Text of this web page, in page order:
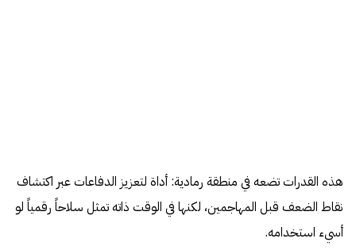
هذه القدرات تضعه في منطقة رمادية: أداة لتعزيز الدفاعات عبر اكتشاف
نقاط الضعف قبل المهاجمين، لكنها في الوقت ذاته تمثل سلاحاً رقمياً لو
أسيء استخدامه.